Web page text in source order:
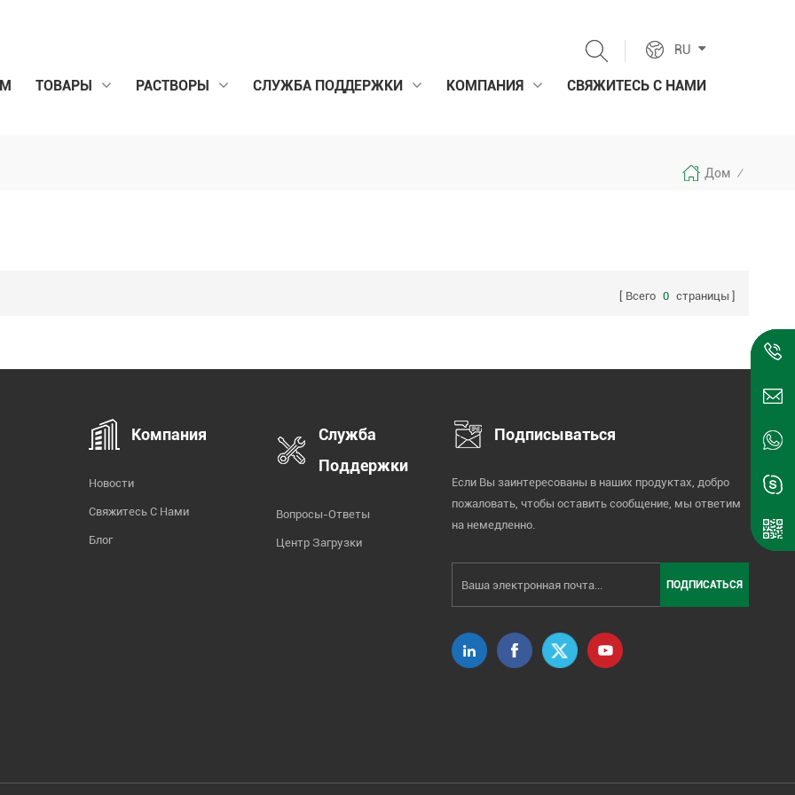
RU
ТОВАРЫ РАСТВОРЫ СЛУЖБА ПОДДЕРЖКИ КОМПАНИЯ СВЯЖИТЕСЬ С НАМИ
Дом /
Всего 0 страницы
Компания
Новости
Свяжитесь С Нами
Блог
Служба
Поддержки
Вопросы-Ответы
Центр Загрузки
Подписываться
Если Вы заинтересованы в наших продуктах, добро
пожаловать, чтобы оставить сообщение, мы ответим
на немедленно.